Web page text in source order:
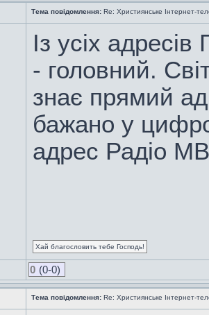
Тема повідомлення: Re: Християнське Інтернет-
Із усіх
- головний.
знає прямий
бажано у
адрес Радіо
Хай благословить тебе Господь!
0 (0-0)
Тема повідомлення: Re: Християнське Інтернет-